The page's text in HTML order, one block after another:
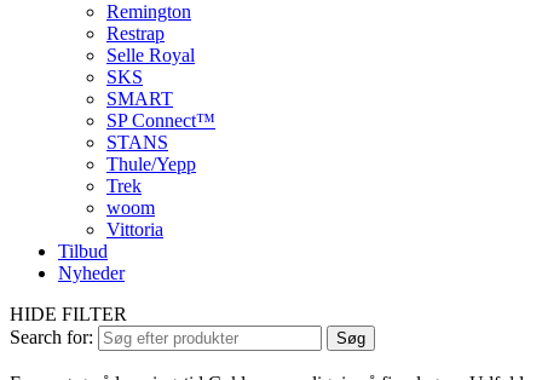
Remington
Restrap
Selle Royal
SKS
SMART
SP Connect™
STANS
Thule/Yepp
Trek
woom
Vittoria
Tilbud
Nyheder
HIDE FILTER
Search for:
Søg